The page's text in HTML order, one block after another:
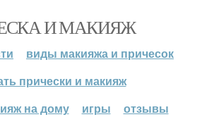
И МАКИЯЖ
виды макияжа и причесок
прически и макияж
на дому
игры отзывы